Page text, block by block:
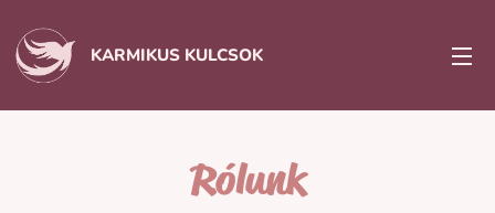
KARMIKUS KULCSOK
Rólunk